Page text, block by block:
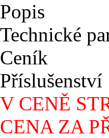
Popis
Technické
Ceník
Příslušenství
V CENĚ
CENA ZA